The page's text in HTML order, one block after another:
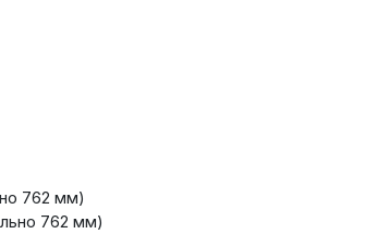
762 мм)
762 мм)